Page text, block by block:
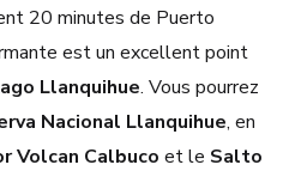
20 minutes de Puerto
est un excellent point
Llanquihue. Vous pourrez
Nacional Llanquihue, en
Volcan Calbuco et le Salto